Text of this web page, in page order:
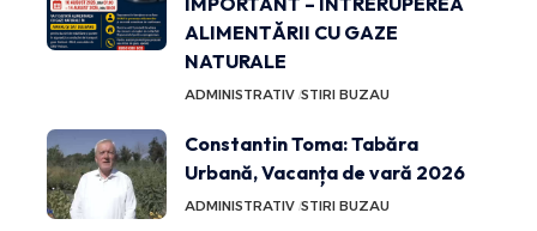
ALIMENTĂRII CU GAZE
NATURALE
ADMINISTRATIV STIRI BUZAU
Constantin Toma: Tabăra
Urbană, Vacanța de vară 2026
ADMINISTRATIV STIRI BUZAU